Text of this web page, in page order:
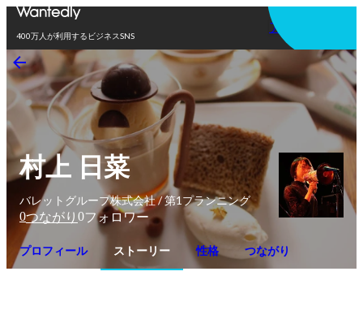
400万人が利用するビジネスSNS
アプリを使う
村上 日菜
バレットグループ株式会社 / 第1プランニング
0つながり 0フォロワー
プロフィール ストーリー 性格 つながり